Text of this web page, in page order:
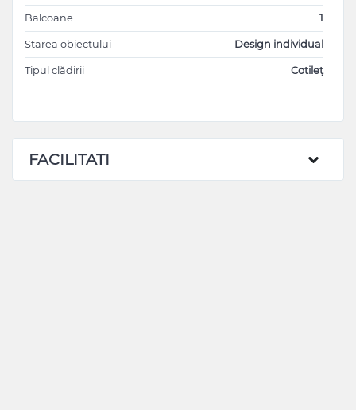
Balcoane 1
Starea obiectului Design individual
Tipul clădirii Cotileț
FACILITATI